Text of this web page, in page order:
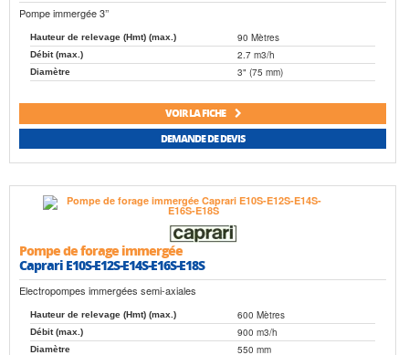
Pompe immergée 3’’
Hauteur de relevage (Hmt) (max.) 90 Mètres
Débit (max.) 2.7 m3/h
Diamètre 3" (75 mm)
VOIR LA FICHE
DEMANDE DE DEVIS
Pompe de forage immergée
Caprari E10S-E12S-E14S-E16S-E18S
Electropompes immergées semi-axiales
Hauteur de relevage (Hmt) (max.) 600 Mètres
Débit (max.) 900 m3/h
Diamètre 550 mm